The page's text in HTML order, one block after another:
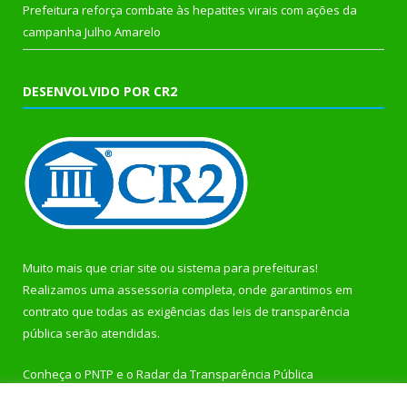
Prefeitura reforça combate às hepatites virais com ações da
campanha Julho Amarelo
DESENVOLVIDO POR CR2
Muito mais que criar site ou sistema para prefeituras!
Realizamos uma assessoria completa, onde garantimos em
contrato que todas as exigências das leis de transparência
pública serão atendidas.
Conheça o PNTP e o Radar da Transparência Pública